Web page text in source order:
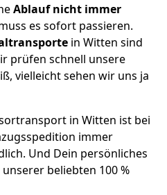
Ablauf nicht immer
es sofort passieren.
in Witten sind
prüfen schnell unsere
vielleicht sehen wir uns ja
in Witten ist bei
immer
Und Dein persönliches
beliebten 100 %